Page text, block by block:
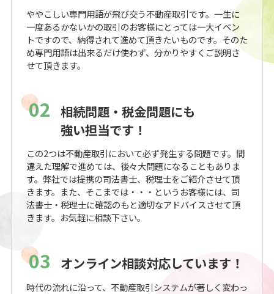
ややこしい専門用語が飛び交う不動産取引です。一生に
一度あるかないかの取引のお客様にとっては一大イベン
トですので、納得されて進めて頂きたいものです。そのた
め専門用語は出来るだけ使わず、分かりやすくご説明さ
せて頂きます。
02 相続問題・税金問題にも
強い担当です！
この2つは不動産取引において必ず発生する問題です。間
違えた理解で進めては、後々大問題になることもありま
す。弊社では提携の司法書士、税理士をご紹介させて頂
きます。また、そこまでは・・・というお客様には、司
法書士・税理士に確認のもと適切なアドバイスさせて頂
きます。お気軽に相談下さい。
03 オンライン相談対応しています！
時代の流れに沿って、不動産取引システムが著しく変わっ